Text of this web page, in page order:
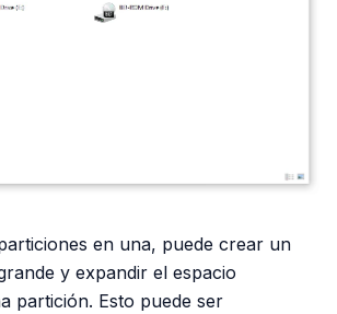
en una, puede crear un
y expandir el espacio
partición. Esto puede ser